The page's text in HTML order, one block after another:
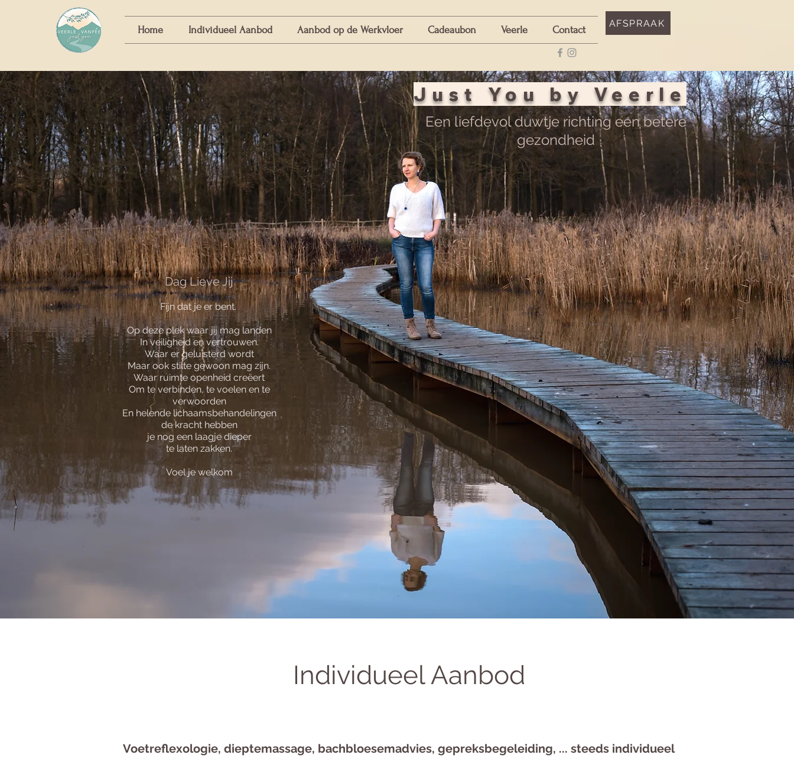
Home Individueel Aanbod Aanbod op de Werkvloer Cadeaubon Veerle Contact
AFSPRAAK
Just You by Veerle
Een liefdevol duwtje richting een betere
gezondheid
Dag Lieve Jij
Fijn dat je er bent.
Op deze plek waar jij mag landen
In veiligheid en vertrouwen.
Waar er geluisterd wordt
Maar ook stilte gewoon mag zijn.
Waar ruimte openheid creëert
Om te verbinden, te voelen en te
verwoorden
En helende lichaamsbehandelingen
de kracht hebben
je nog een laagje dieper
te laten zakken.
Voel je welkom
Individueel Aanbod
Voetreflexologie, dieptemassage, bachbloesemadvies, gepreksbegeleiding, ... steedsindividueel